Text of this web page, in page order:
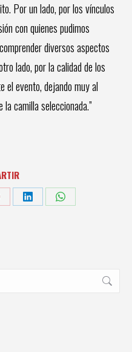
Por un lado, por los vínculos
con quienes pudimos
diversos aspectos
lado, por la calidad de los
el evento, dejando muy al
camilla seleccionada.”
Share
Share